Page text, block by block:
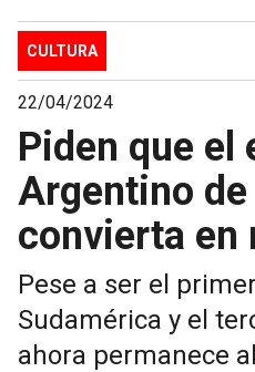
CULTURA
22/04/2024
Piden que el
Argentino
convierta en
Pese a ser el
Sudamérica y el
ahora permanece